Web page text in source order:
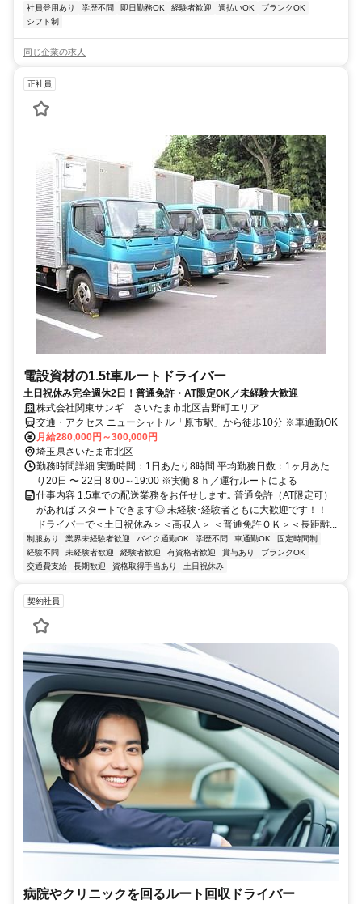
社員登用あり 学歴不問 即日勤務OK 経験者歓迎 週払いOK
ブランクOK
シフト制
同じ企業の求人
正社員
電設資材の1.5t車ルートドライバー
土日祝休み完全週休2日！普通免許・AT限定OK／未経験大歓迎
株式会社関東サンギ さいたま市北区吉野町エリア
交通・アクセス ニューシャトル「原市駅」から徒歩10分 ※車通勤OK
月給280,000円～300,000円
埼玉県さいたま市北区
勤務時間詳細 実働時間：1日あたり8時間 平均勤務日数：1ヶ月あた
り20日 〜 22日 8:00～19:00 ※実働８ｈ／運行ルートによる
仕事内容 1.5車での配送業務をお任せします｡ 普通免許（AT限定可）
があれば スタートできます◎ 未経験･経験者ともに大歓迎です！！
ドライバーで＜土日祝休み＞＜高収入＞ ＜普通免許ＯＫ＞＜長距離...
制服あり 業界未経験者歓迎 バイク通勤OK 学歴不問 車通勤OK
固定時間制
経験不問
未経験者歓迎 経験者歓迎 有資格者歓迎 賞与あり
ブランクOK
交通費支給
長期歓迎 資格取得手当あり 土日祝休み
契約社員
病院やクリニックを回るルート回収ドライバー